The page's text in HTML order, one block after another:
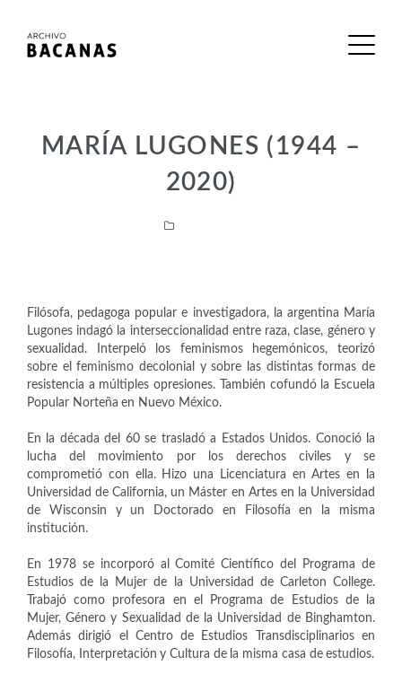
MARÍA LUGONES (1944 –
2020)
Filósofa, pedagoga popular e investigadora, la argentina María
Lugones indagó la interseccionalidad entre raza, clase, género y
sexualidad. Interpeló los feminismos hegemónicos, teorizó
sobre el feminismo decolonial y sobre las distintas formas de
resistencia a múltiples opresiones. También cofundó la Escuela
Popular Norteña en Nuevo México.
En la década del 60 se trasladó a Estados Unidos. Conoció la
lucha del movimiento por los derechos civiles y se
comprometió con ella. Hizo una Licenciatura en Artes en la
Universidad de California, un Máster en Artes en la Universidad
de Wisconsin y un Doctorado en Filosofía en la misma
institución.
En 1978 se incorporó al Comité Científico del Programa de
Estudios de la Mujer de la Universidad de Carleton College.
Trabajó como profesora en el Programa de Estudios de la
Mujer, Género y Sexualidad de la Universidad de Binghamton.
Además dirigió el Centro de Estudios Transdisciplinarios en
Filosofía, Interpretación y Cultura de la misma casa de estudios.